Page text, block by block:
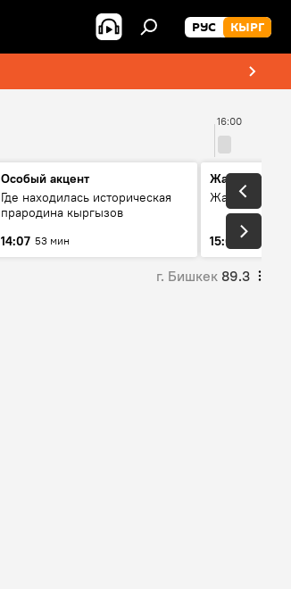
РУС КЫРГ
16:00
Особый акцент
Где находилась историческая
прародина кыргызов
14:07 53 мин
Жаңылыктар
15:01 3 мин
г. Бишкек 89.3